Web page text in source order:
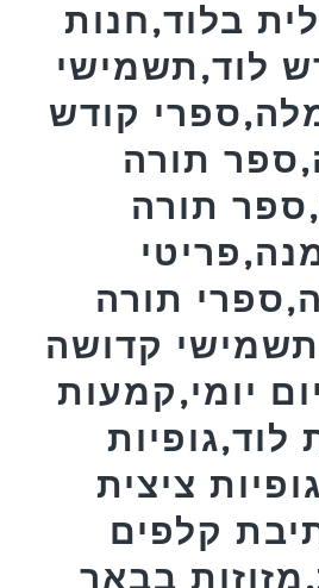
בלוד,חנות
לוד,תשמישי
קודש
תורה
תורה
תורה
קדושה
יומי,קמעות
לוד,גופיות
ציצית
קלפים
בבאר